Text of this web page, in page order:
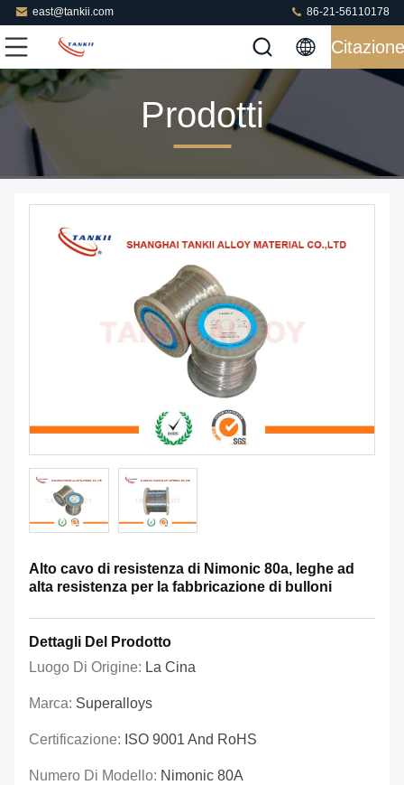
east@tankii.com 86-21-56110178
Citazione
Prodotti
Alto cavo di resistenza di Nimonic 80a, leghe ad
alta resistenza per la fabbricazione di bulloni
Dettagli Del Prodotto
Luogo Di Origine: La Cina
Marca: Superalloys
Certificazione: ISO 9001 And RoHS
Numero Di Modello: Nimonic 80A